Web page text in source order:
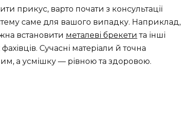
прикус, варто почати з консультації
саме для вашого випадку. Наприклад,
встановити металеві брекети та інші
Сучасні матеріали й точна
а усмішку — рівною та здоровою.